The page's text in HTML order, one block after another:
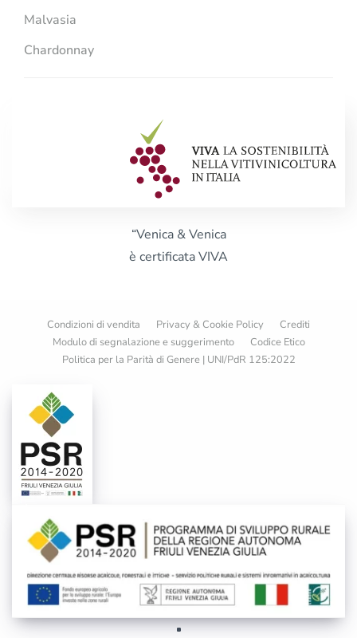
Malvasia
Chardonnay
“Venica & Venica
è certificata VIVA
Condizioni di vendita Privacy & Cookie Policy
Crediti
Modulo di segnalazione e suggerimento
Codice Etico
Politica per la Parità di Genere | UNI/PdR 125:2022